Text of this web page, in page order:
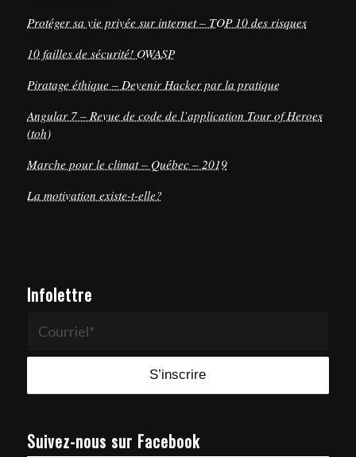
Protéger sa vie privée sur internet – TOP 10 des risques
10 failles de sécurité! OWASP
Piratage éthique – Devenir Hacker par la pratique
Angular 7 – Revue de code de l’application Tour of Heroes
(toh)
Marche pour le climat – Québec – 2019
La motivation existe-t-elle?
Infolettre
Suivez-nous sur Facebook